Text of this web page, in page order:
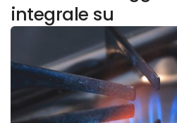
integrale su